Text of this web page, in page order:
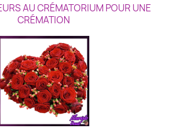
AU CRÉMATORIUM POUR UNE
CRÉMATION